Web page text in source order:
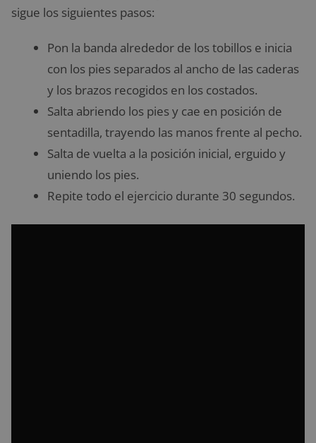
sigue los siguientes pasos:
Pon la banda alrededor de los tobillos e inicia
con los pies separados al ancho de las caderas
y los brazos recogidos en los costados.
Salta abriendo los pies y cae en posición de
sentadilla, trayendo las manos frente al pecho.
Salta de vuelta a la posición inicial, erguido y
uniendo los pies.
Repite todo el ejercicio durante 30 segundos.